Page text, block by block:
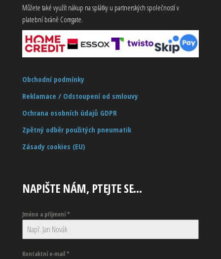
Můžete také využít nákup na splátky u partnerských společností v
platební bráně Comgate.
Obchodní podmínky
Reklamace / Odstoupení od smlouvy
Ochrana osobních údajů GDPR
Zpětný odběr použitých pneumatik
Zásady cookies (EU)
NAPIŠTE NÁM, PTEJTE SE…
Jméno a příjmení*
Kontaktní e-mail*